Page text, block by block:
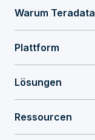
Warum Teradata
Plattform
Lösungen
Ressourcen